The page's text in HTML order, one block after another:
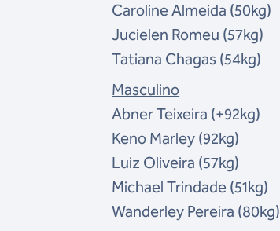
Caroline Almeida (50kg)
Jucielen Romeu (57kg)
Tatiana Chagas (54kg)
Masculino
Abner Teixeira (+92kg)
Keno Marley (92kg)
Luiz Oliveira (57kg)
Michael Trindade (51kg)
Wanderley Pereira (80kg)